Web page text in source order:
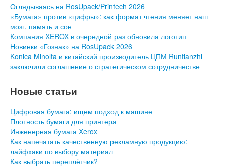
Оглядываясь на RosUpack/Printech 2026
«Бумага» против «цифры»: как формат чтения меняет наш
мозг, память и сон
Компания XEROX в очередной раз обновила логотип
Новинки «Гознак» на RosUpack 2026
Konica Minolta и китайский производитель ЦПМ Runtianzhi
заключили соглашение о стратегическом сотрудничестве
Новые статьи
Цифровая бумага: ищем подход к машине
Плотность бумаги для принтера
Инженерная бумага Xerox
Как напечатать качественную рекламную продукцию:
лайфхаки по выбору материал
Как выбрать переплётчик?